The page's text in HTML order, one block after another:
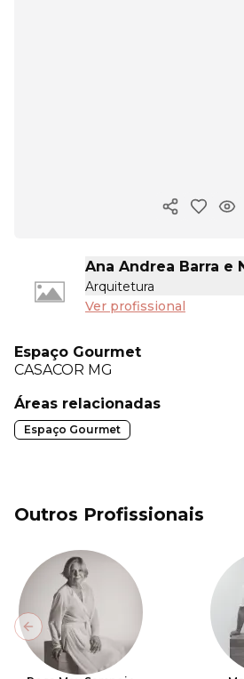
Copiar link
Ana Andrea Barra e
Arquitetura
Ver profissional
Espaço Gourmet
CASACOR MG
Áreas relacionadas
Espaço Gourmet
Outros Profissionais
Previous slide